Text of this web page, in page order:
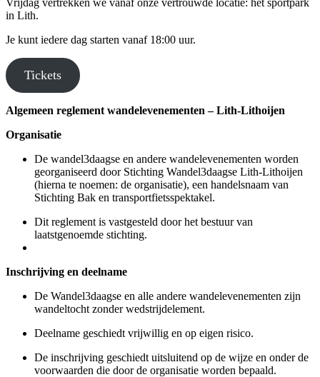
in Lith.
Je kunt iedere dag starten vanaf 18:00 uur.
Tickets
Algemeen reglement wandelevenementen – Lith-Lithoijen
Organisatie
De wandel3daagse en andere wandelevenementen worden
georganiseerd door Stichting Wandel3daagse Lith-Lithoijen
(hierna te noemen: de organisatie), een handelsnaam van
Stichting Bak en transportfietsspektakel.
Dit reglement is vastgesteld door het bestuur van
laatstgenoemde stichting.
Inschrijving en deelname
De Wandel3daagse en alle andere wandelevenementen zijn
wandeltocht zonder wedstrijdelement.
Deelname geschiedt vrijwillig en op eigen risico.
De inschrijving geschiedt uitsluitend op de wijze en onder de
voorwaarden die door de organisatie worden bepaald.